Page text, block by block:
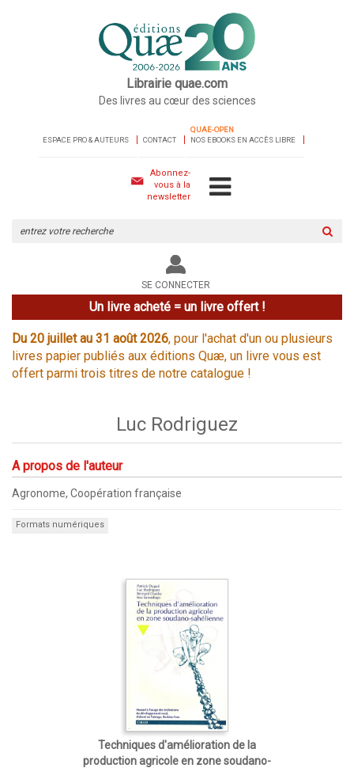
Librairie quae.com
Des livres au cœur des sciences
ESPACE PRO & AUTEURS CONTACT
QUAE-OPEN
NOS EBOOKS EN ACCÈS LIBRE
Abonnez-
vous à la
newsletter
le
site
SE CONNECTER
Un livre acheté = un livre offert !
Du 20 juillet au 31 août 2026, pour l'achat d'un ou plusieurs
livres papier publiés aux éditions Quæ, un livre vous est
offert parmi trois titres de notre catalogue !
Luc Rodriguez
A propos de l'auteur
Agronome, Coopération française
Formats numériques
Techniques d'amélioration de la
production agricole en zone soudano-